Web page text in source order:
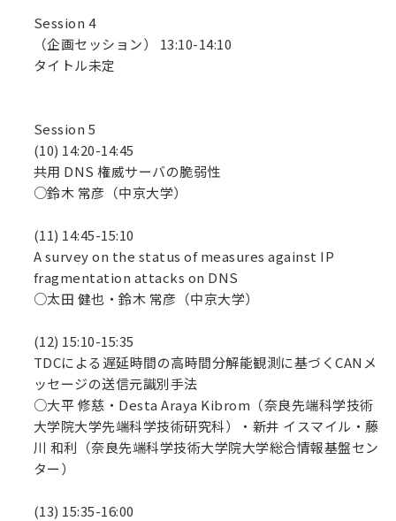
Session 4
（企画セッション） 13:10-14:10
タイトル未定
Session 5
(10) 14:20-14:45
共用 DNS 権威サーバの脆弱性
○鈴木 常彦（中京大学）
(11) 14:45-15:10
A survey on the status of measures against IP
fragmentation attacks on DNS
○太田 健也・鈴木 常彦（中京大学）
(12) 15:10-15:35
TDCによる遅延時間の高時間分解能観測に基づくCANメ
ッセージの送信元識別手法
○大平 修慈・Desta Araya Kibrom（奈良先端科学技術
大学院大学先端科学技術研究科）・新井 イスマイル・藤
川 和利（奈良先端科学技術大学院大学総合情報基盤セン
ター）
(13) 15:35-16:00